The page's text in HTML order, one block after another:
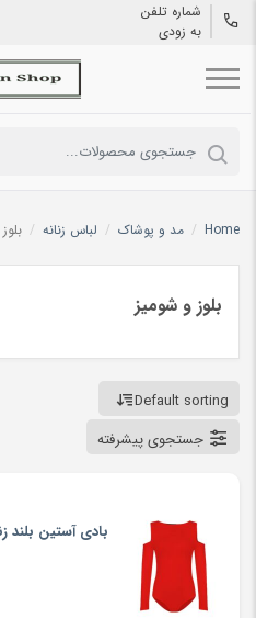
شماره تلفن
به زودی
Home
/ مد و پوشاک / لباس زنانه /
بلوز و شومیز
Default sorting
جستجوی پیشرفته
بادی آستین بلند زنانه